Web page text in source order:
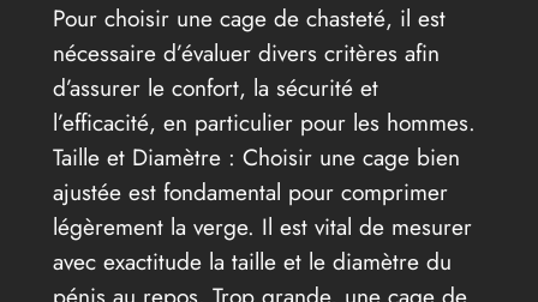
Pour choisir une cage de chasteté, il est
nécessaire d’évaluer divers critères afin
d’assurer le confort, la sécurité et
l’efficacité, en particulier pour les hommes.
Taille et Diamètre : Choisir une cage bien
ajustée est fondamental pour comprimer
légèrement la verge. Il est vital de mesurer
avec exactitude la taille et le diamètre du